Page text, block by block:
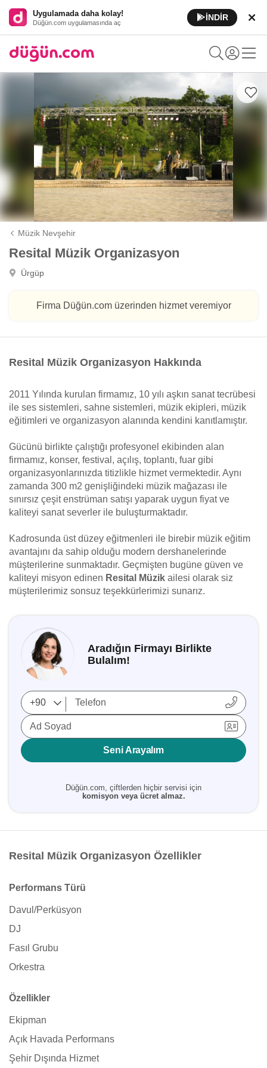
Uygulamada daha kolay!
Düğün.com uygulamasında aç
İNDİR
Müzik Nevşehir
Resital Müzik Organizasyon
Ürgüp
Firma Düğün.com üzerinden hizmet veremiyor
Resital Müzik Organizasyon Hakkında
2011 Yılında kurulan firmamız, 10 yılı aşkın sanat tecrübesi
ile ses sistemleri, sahne sistemleri, müzik ekipleri, müzik
eğitimleri ve organizasyon alanında kendini kanıtlamıştır.
Gücünü birlikte çalıştığı profesyonel ekibinden alan
firmamız, konser, festival, açılış, toplantı, fuar gibi
organizasyonlarınızda titizlikle hizmet vermektedir. Aynı
zamanda 300 m2 genişliğindeki müzik mağazası ile
sınırsız çeşit enstrüman satışı yaparak uygun fiyat ve
kaliteyi sanat severler ile buluşturmaktadır.
Kadrosunda üst düzey eğitmenleri ile birebir müzik eğitim
avantajını da sahip olduğu modern dershanelerinde
müşterilerine sunmaktadır. Geçmişten bugüne güven ve
kaliteyi misyon edinen Resital Müzik ailesi olarak siz
müşterilerimiz sonsuz teşekkürlerimizi sunarız.
Aradığın Firmayı Birlikte
Bulalım!
Ad Soyad
Seni Arayalım
Düğün.com, çiftlerden hiçbir servisi için
komisyon veya ücret almaz.
Resital Müzik Organizasyon Özellikler
Performans Türü
Davul/Perküsyon
DJ
Fasıl Grubu
Orkestra
Özellikler
Ekipman
Açık Havada Performans
Şehir Dışında Hizmet